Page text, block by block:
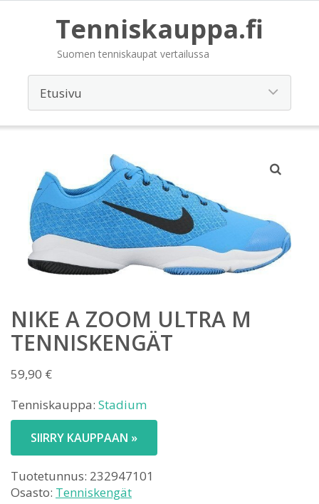
Tenniskauppa.fi
Suomen tenniskaupat vertailussa
NIKE A ZOOM ULTRA M
TENNISKENGÄT
59,90 €
Tenniskauppa: Stadium
SIIRRY KAUPPAAN »
Tuotetunnus: 232947101
Osasto: Tenniskengät